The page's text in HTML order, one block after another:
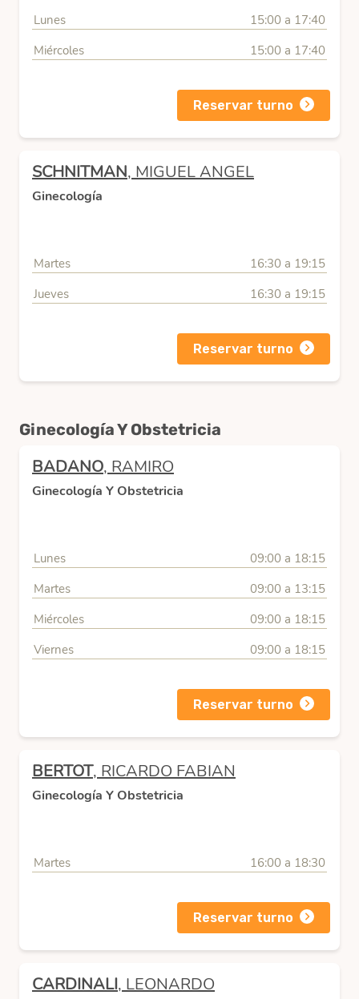
Lunes
15:00 a 17:40
Miércoles
15:00 a 17:40
Reservar turno
SCHNITMAN, MIGUEL ANGEL
Ginecología
Martes
16:30 a 19:15
Jueves
16:30 a 19:15
Reservar turno
Ginecología Y Obstetricia
BADANO, RAMIRO
Ginecología Y Obstetricia
Lunes
09:00 a 18:15
Martes
09:00 a 13:15
Miércoles
09:00 a 18:15
Viernes
09:00 a 18:15
Reservar turno
BERTOT, RICARDO FABIAN
Ginecología Y Obstetricia
Martes 16:00 a 18:30
Reservar turno
CARDINALI, LEONARDO